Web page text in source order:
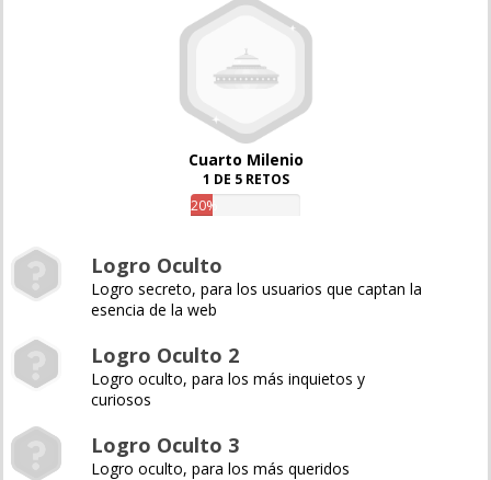
Cuarto Milenio
1 DE 5 RETOS
20%
Logro Oculto
Logro secreto, para los usuarios que captan la
esencia de la web
Logro Oculto 2
Logro oculto, para los más inquietos y
curiosos
Logro Oculto 3
Logro oculto, para los más queridos